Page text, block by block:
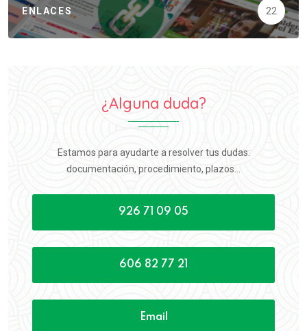
ENLACES 22
¿Alguna duda?
Estamos para ayudarte a resolver tus dudas:
documentación, procedimiento, plazos...
926 71 09 05
606 82 77 21
Email